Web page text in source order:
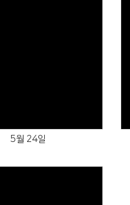
5월 24일